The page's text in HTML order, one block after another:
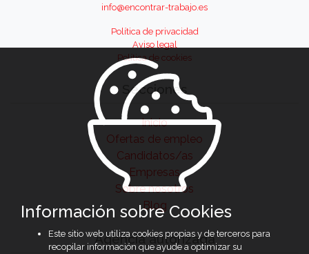
info@encontrar-trabajo.es
Política de privacidad
Aviso legal
Política de cookies
Secciones
Inicio
Ofertas de empleo
Candidatos/as
Empresas
Sobre nosotros
Blog
Agencia autorizada
Información sobre Cookies
Este sitio web utiliza cookies propias y de terceros para
recopilar información que ayude a optimizar su